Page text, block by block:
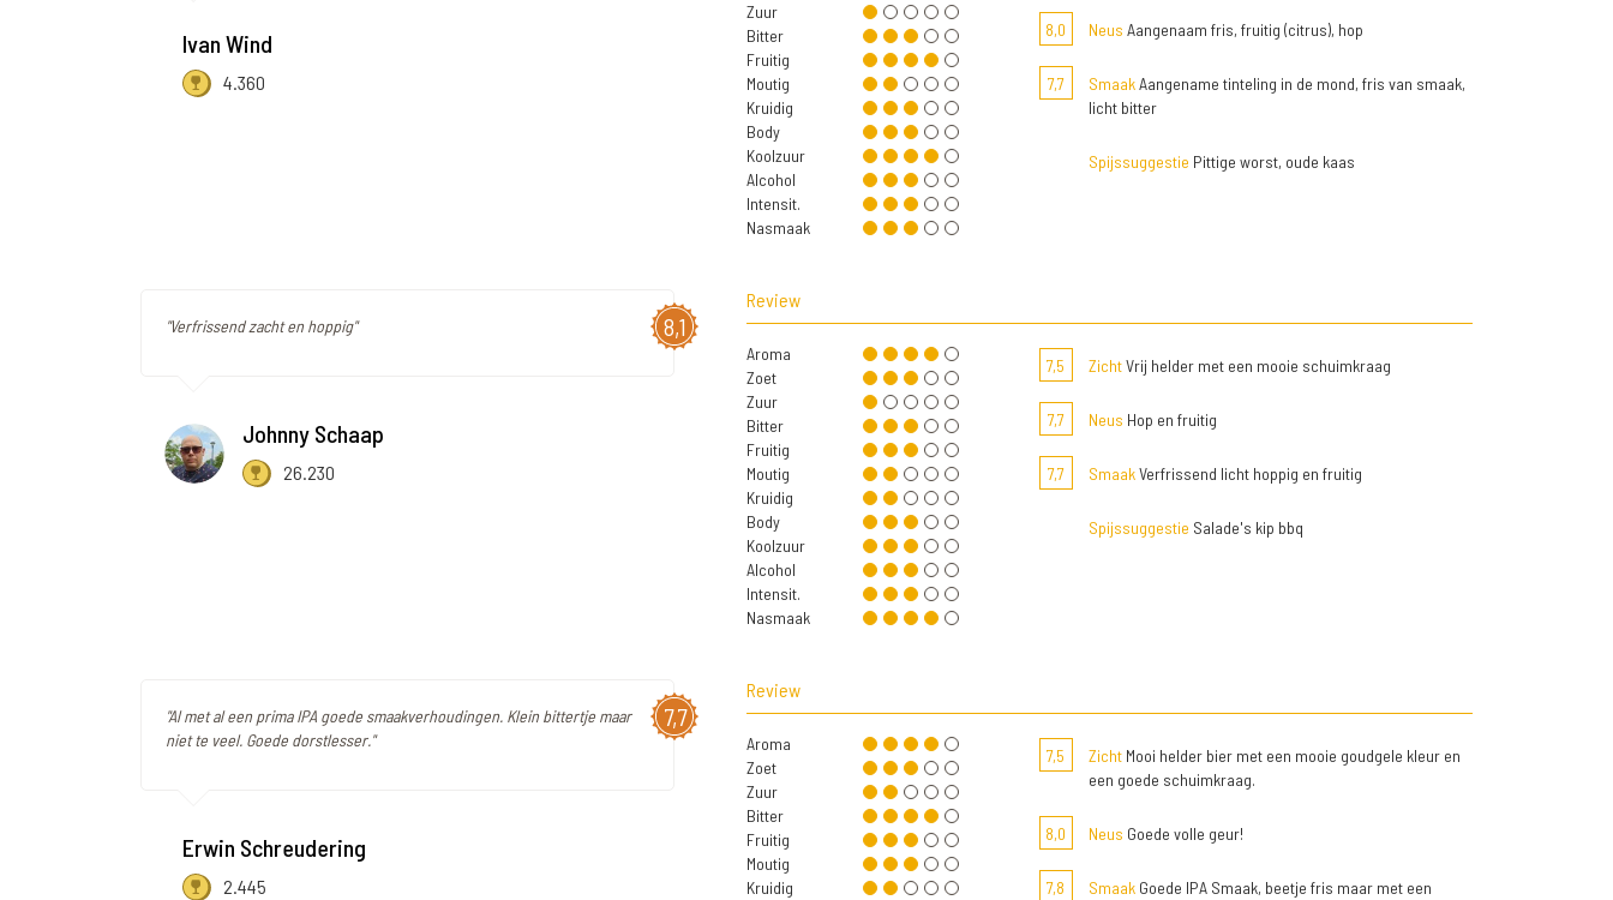
Ivan Wind
4.360
Zuur
Bitter
Fruitig
Moutig
Kruidig
Body
Koolzuur
Alcohol
Intensit.
Nasmaak
8,0 Neus Aangenaam fris, fruitig (citrus), hop
7,7 SmaakAangename tinteling in de mond, fris van smaak,
licht bitter
Spijssuggestie Pittige worst, oude kaas
8,1
"Verfrissend zacht en hoppig"
Johnny Schaap
26.230
Review
Aroma
Zoet
Zuur
Bitter
Fruitig
Moutig
Kruidig
Body
Koolzuur
Alcohol
Intensit.
Nasmaak
7,5 ZichtVrij helder met een mooie schuimkraag
7,7 Neus Hop en fruitig
7,7 SmaakVerfrissend licht hoppig en fruitig
Spijssuggestie Salade's kip bbq
7,7
"Al met al een prima IPA goede smaakverhoudingen. Klein bittertje maar
niet te veel. Goede dorstlesser."
Erwin Schreudering
2.445
Review
Aroma
Zoet
Zuur
Bitter
Fruitig
Moutig
Kruidig
7,5 ZichtMooi helder bier met een mooie goudgele kleur en
een goede schuimkraag.
8,0 Neus Goede volle geur!
7,8 SmaakGoede IPA Smaak, beetje fris maar met een